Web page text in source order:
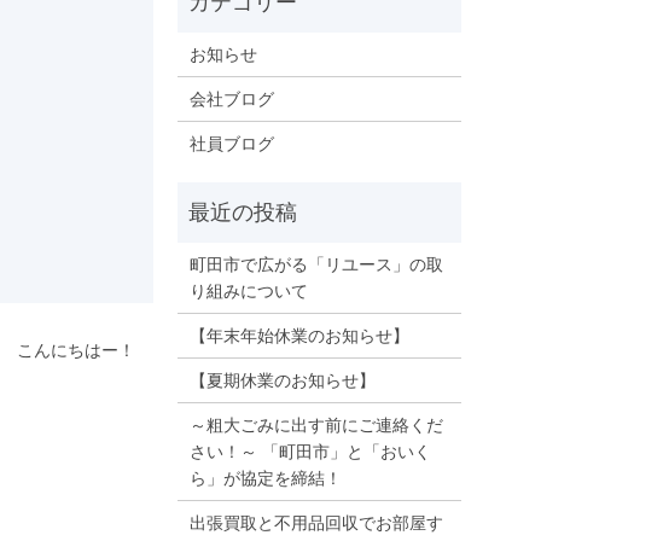
こんにちはー！
お知らせ
会社ブログ
社員ブログ
町田市で広がる「リユース」の取
り組みについて
【年末年始休業のお知らせ】
【夏期休業のお知らせ】
～粗大ごみに出す前にご連絡くだ
さい！～ 「町田市」と「おいく
ら」が協定を締結！
出張買取と不用品回収でお部屋す